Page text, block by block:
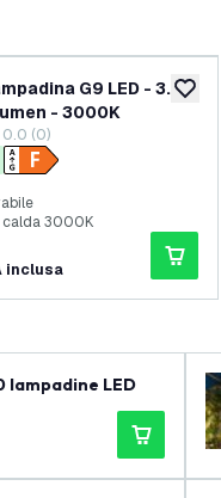
G9 LED - 3.8
- 3000K
0.0 (0)
calda 3000K
inclusa
lampadine LED